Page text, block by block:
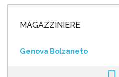
MAGAZZINIERE
Genova Bolzaneto